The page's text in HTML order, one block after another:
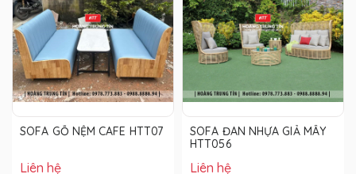
SOFA GỖ NỆM CAFE HTT07
Liên hệ
SOFA ĐAN NHỰA GIẢ MÂY
HTT056
Liên hệ